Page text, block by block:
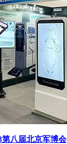
第八届北京军博会